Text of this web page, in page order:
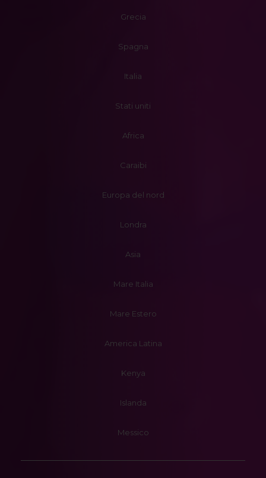
Grecia
Spagna
Italia
Stati uniti
Africa
Caraibi
Europa del nord
Londra
Asia
Mare Italia
Mare Estero
America Latina
Kenya
Islanda
Messico